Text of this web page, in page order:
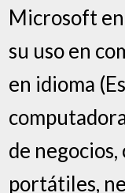
Microsoft
su uso en
en idioma
de
portátiles,